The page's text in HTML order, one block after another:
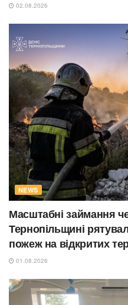
02.08.2026
NEWS
Масштабні займання
Тернопільщині
пожеж на відкритих
01.08.2026